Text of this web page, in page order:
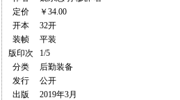
定价
￥34.00
开本
32开
装帧
平装
版印次
1/5
分类
后勤装备
发行
公开
出版
2019年3月